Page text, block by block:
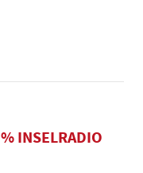
INSELRADIO